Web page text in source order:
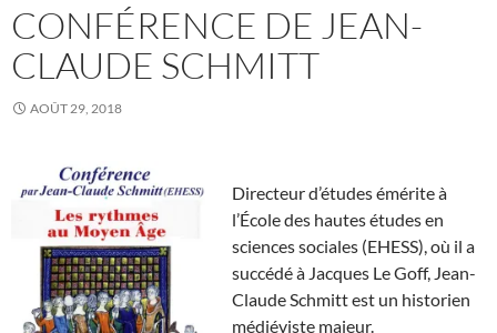
CONFÉRENCE DE JEAN-
CLAUDE SCHMITT
AOÛT 29, 2018
Directeur d’études émérite à
l’École des hautes études en
sciences sociales (EHESS), où il a
succédé à Jacques Le Goff, Jean-
Claude Schmitt est un historien
médiéviste majeur.